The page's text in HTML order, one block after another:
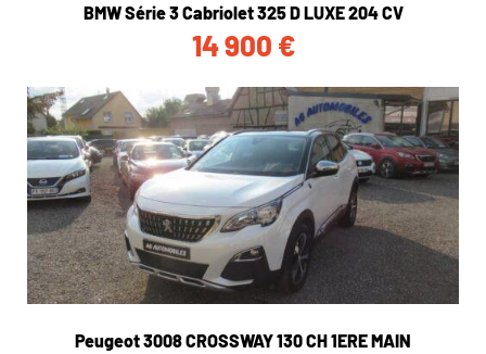
BMW Série 3 Cabriolet 325 D LUXE 204 CV
14 900 €
Peugeot 3008 CROSSWAY 130 CH 1ERE MAIN